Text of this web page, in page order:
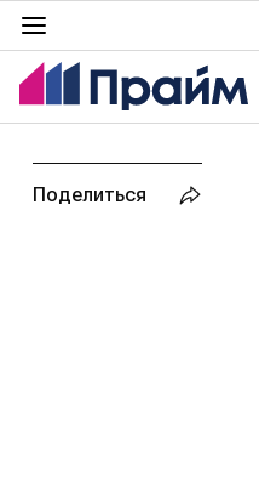
Поделиться